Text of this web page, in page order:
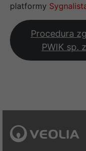
platformy
Procedura
PWIK sp.